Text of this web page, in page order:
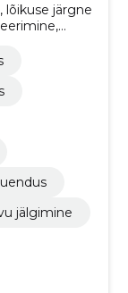
lõikuse järgne
jälgimine